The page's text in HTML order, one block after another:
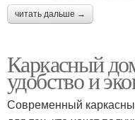
читать дальше →
Каркасный
удобство и
Современный